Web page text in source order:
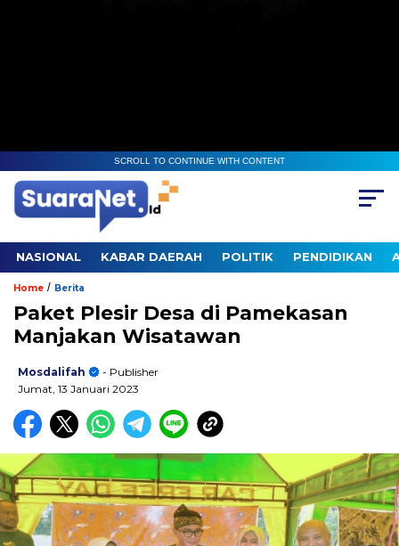
SCROLL TO CONTINUE WITH CONTENT
NASIONAL KABAR DAERAH POLITIK PENDIDIKAN
Home / Berita
Paket Plesir Desa di Pamekasan
Manjakan Wisatawan
Mosdalifah
- Publisher
Jumat, 13 Januari 2023